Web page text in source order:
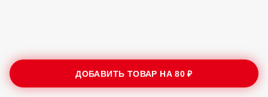
ДОБАВИТЬ ТОВАР НА80 ₽